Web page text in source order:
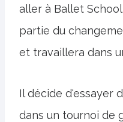
aller à Ballet
partie du
et travaillera dans
Il décide d'essayer
dans un tournoi de